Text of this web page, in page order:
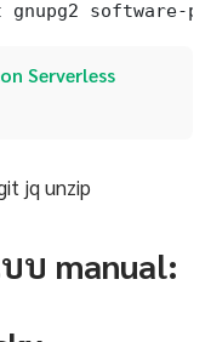
software-
Serverless
jq unzip
บ manual: